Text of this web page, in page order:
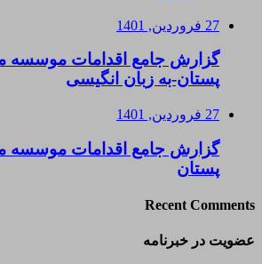
27 فروردین, 1401
گزارش جامع اقدامات موسسه
پستان-به زبان انگیسی
27 فروردین, 1401
گزارش جامع اقدامات موسسه
پستان
Recent Comments
عضویت در خبرنامه